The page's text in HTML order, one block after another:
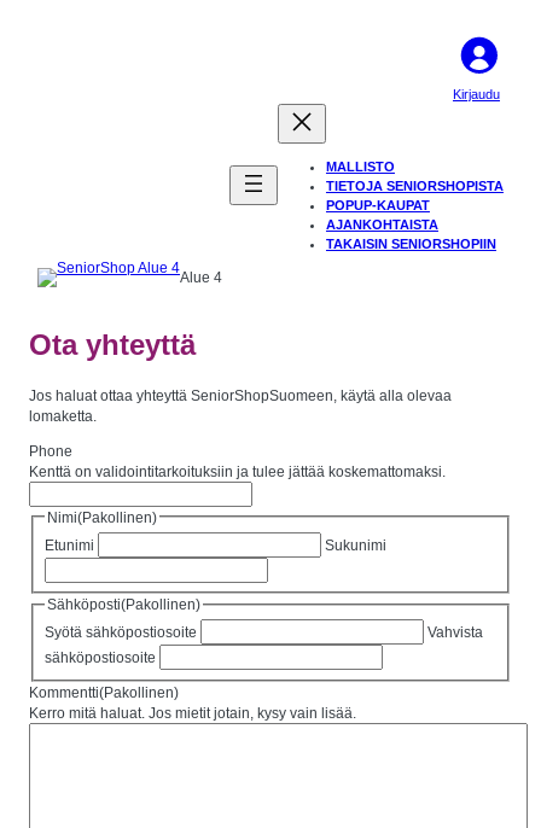
Alue 4
Kirjaudu
MALLISTO
TIETOJA SENIORSHOPISTA
POPUP-KAUPAT
AJANKOHTAISTA
TAKAISIN SENIORSHOPIIN
Ota yhteyttä
Jos haluat ottaa yhteyttä SeniorShopSuomeen, käytä alla olevaa
lomaketta.
Phone
Kenttä on validointitarkoituksiin ja tulee jättää koskemattomaksi.
Nimi(Pakollinen)
Etunimi
Sukunimi
Sähköposti(Pakollinen)
Syötä sähköpostiosoite
Vahvista
sähköpostiosoite
Kommentti(Pakollinen)
Kerro mitä haluat. Jos mietit jotain, kysy vain lisää.